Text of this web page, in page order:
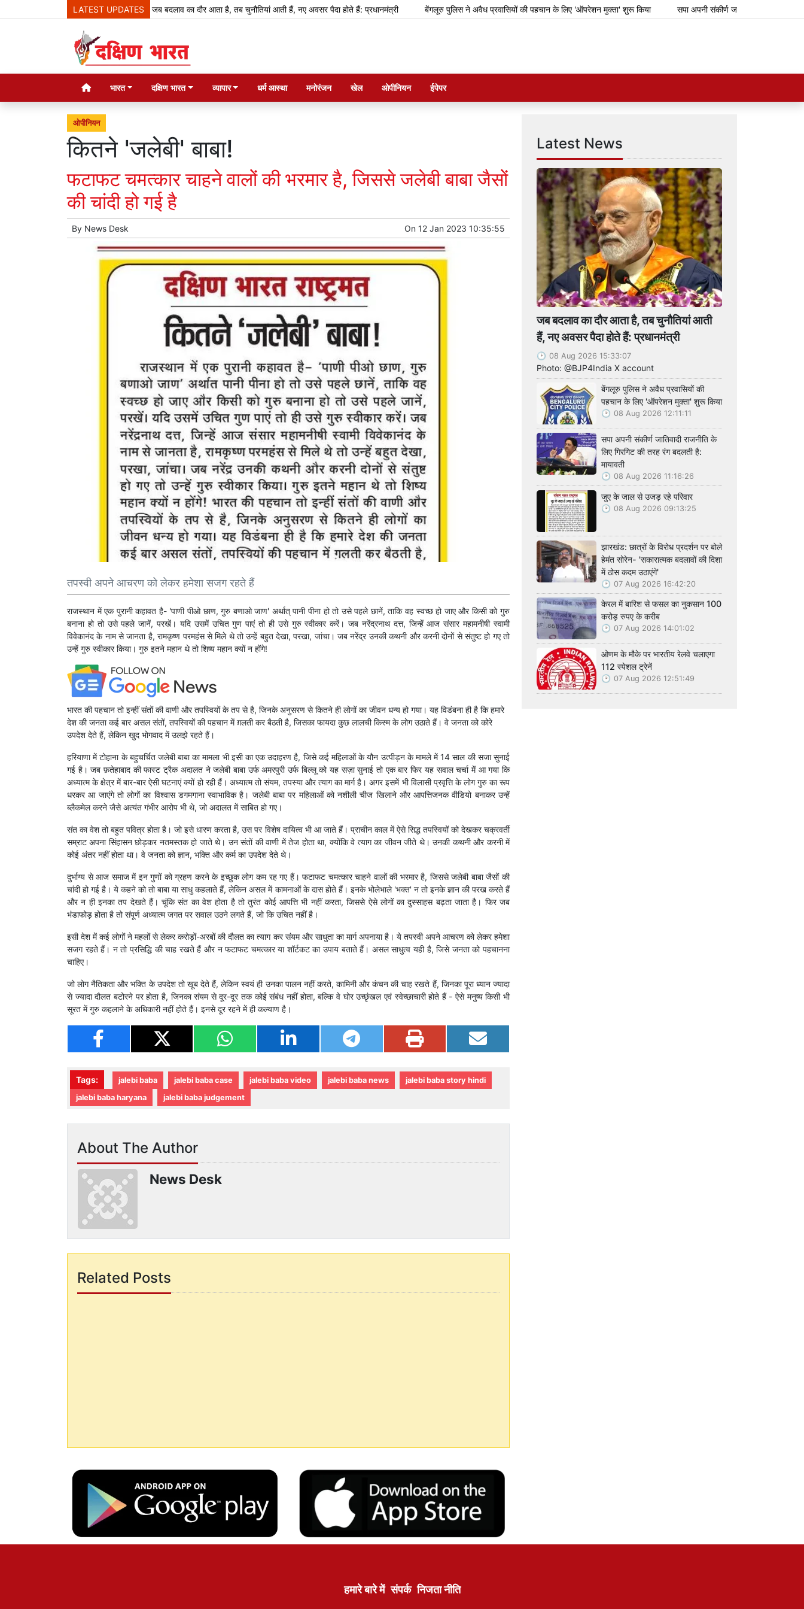
LATEST UPDATESजब बदलाव का दौर आता है, तब चुनौतियां आती हैं, नए अवसर पैदा होते हैं: प्रधानमंत्री बेंगलूरु पुलिस ने अवैध प्रवासियों की पहचान के लिए 'ऑपरेशन मुक्ता' शुरू किया सपा अपनी संकीर्ण जातिवादी राजनीति के लिए
भारत दक्षिण भारत व्यापार धर्म आस्था मनोरंजन खेल ओपीनियन ईपेपर
ओपीनियन
कितने 'जलेबी' बाबा!
फटाफट चमत्कार चाहने वालों की भरमार है, जिससे जलेबी बाबा जैसों
की चांदी हो गई है
By News Desk On 12 Jan 2023 10:35:55
तपस्वी अपने आचरण को लेकर हमेशा सजग रहते हैं
राजस्थान में एक पुरानी कहावत है- 'पाणी पीओ छाण, गुरु बणाओ जाण' अर्थात् पानी पीना हो तो उसे पहले छानें, ताकि वह स्वच्छ हो जाए और किसी को गुरु
बनाना हो तो उसे पहले जानें, परखें। यदि उसमें उचित गुण पाएं तो ही उसे गुरु स्वीकार करें। जब नरेंद्रनाथ दत्त, जिन्हें आज संसार महामनीषी स्वामी
विवेकानंद के नाम से जानता है, रामकृष्ण परमहंस से मिले थे तो उन्हें बहुत देखा, परखा, जांचा। जब नरेंद्र उनकी कथनी और करनी दोनों से संतुष्ट हो गए तो
उन्हें गुरु स्वीकार किया। गुरु इतने महान थे तो शिष्य महान क्यों न होंगे!
भारत की पहचान तो इन्हीं संतों की वाणी और तपस्वियों के तप से है, जिनके अनुसरण से कितने ही लोगों का जीवन धन्य हो गया। यह विडंबना ही है कि हमारे
देश की जनता कई बार असल संतों, तपस्वियों की पहचान में ग़लती कर बैठती है, जिसका फायदा कुछ लालची किस्म के लोग उठाते हैं। वे जनता को कोरे
उपदेश देते हैं, लेकिन खुद भोगवाद में उलझे रहते हैं।
हरियाणा में टोहाना के बहुचर्चित जलेबी बाबा का मामला भी इसी का एक उदाहरण है, जिसे कई महिलाओं के यौन उत्पीड़न के मामले में 14 साल की सजा सुनाई
गई है। जब फ़तेहाबाद की फास्ट ट्रैक अदालत ने जलेबी बाबा उर्फ अमरपुरी उर्फ बिल्लू को यह सज़ा सुनाई तो एक बार फिर यह सवाल चर्चा में आ गया कि
अध्यात्म के क्षेत्र में बार-बार ऐसी घटनाएं क्यों हो रही हैं। अध्यात्म तो संयम, तपस्या और त्याग का मार्ग है। अगर इसमें भी विलासी प्रवृत्ति के लोग गुरु का रूप
धरकर आ जाएंगे तो लोगों का विश्वास डगमगाना स्वाभाविक है। जलेबी बाबा पर महिलाओं को नशीली चीज खिलाने और आपत्तिजनक वीडियो बनाकर उन्हें
ब्लैकमेल करने जैसे अत्यंत गंभीर आरोप भी थे, जो अदालत में साबित हो गए।
संत का वेश तो बहुत पवित्र होता है। जो इसे धारण करता है, उस पर विशेष दायित्व भी आ जाते हैं। प्राचीन काल में ऐसे सिद्ध तपस्वियों को देखकर चक्रवर्ती
सम्राट अपना सिंहासन छोड़कर नतमस्तक हो जाते थे। उन संतों की वाणी में तेज होता था, क्योंकि वे त्याग का जीवन जीते थे। उनकी कथनी और करनी में
कोई अंतर नहीं होता था। वे जनता को ज्ञान, भक्ति और कर्म का उपदेश देते थे।
दुर्भाग्य से आज समाज में इन गुणों को ग्रहण करने के इच्छुक लोग कम रह गए हैं। फटाफट चमत्कार चाहने वालों की भरमार है, जिससे जलेबी बाबा जैसों की
चांदी हो गई है। ये कहने को तो बाबा या साधु कहलाते हैं, लेकिन असल में कामनाओं के दास होते हैं। इनके भोलेभाले 'भक्त' न तो इनके ज्ञान की परख करते हैं
और न ही इनका तप देखते हैं। चूंकि संत का वेश होता है तो तुरंत कोई आपत्ति भी नहीं करता, जिससे ऐसे लोगों का दुस्साहस बढ़ता जाता है। फिर जब
भंडाफोड़ होता है तो संपूर्ण अध्यात्म जगत पर सवाल उठने लगते हैं, जो कि उचित नहीं है।
इसी देश में कई लोगों ने महलों से लेकर करोड़ों-अरबों की दौलत का त्याग कर संयम और साधुता का मार्ग अपनाया है। ये तपस्वी अपने आचरण को लेकर हमेशा
सजग रहते हैं। न तो प्रसिद्धि की चाह रखते हैं और न फटाफट चमत्कार या शॉर्टकट का उपाय बताते हैं। असल साधुत्व यही है, जिसे जनता को पहचानना
चाहिए।
जो लोग नैतिकता और भक्ति के उपदेश तो खूब देते हैं, लेकिन स्वयं ही उनका पालन नहीं करते, कामिनी और कंचन की चाह रखते हैं, जिनका पूरा ध्यान ज्यादा
से ज्यादा दौलत बटोरने पर होता है, जिनका संयम से दूर-दूर तक कोई संबंध नहीं होता, बल्कि वे घोर उच्छृंखल एवं स्वेच्छाचारी होते हैं - ऐसे मनुष्य किसी भी
सूरत में गुरु कहलाने के अधिकारी नहीं होते हैं। इनसे दूर रहने में ही कल्याण है।
Tags: jalebi baba jalebi baba case jalebi baba video jalebi baba news
jalebi baba story hindi
jalebi baba haryana
jalebi baba judgement
About The Author
News Desk
Related Posts
Latest News
जब बदलाव का दौर आता है, तब चुनौतियां आती
हैं, नए अवसर पैदा होते हैं: प्रधानमंत्री
08 Aug 2026 15:33:07
Photo: @BJP4India X account
बेंगलूरु पुलिस ने अवैध प्रवासियों की
पहचान के लिए 'ऑपरेशन मुक्ता' शुरू किया
08 Aug 2026 12:11:11
सपा अपनी संकीर्ण जातिवादी राजनीति के
लिए गिरगिट की तरह रंग बदलती है:
मायावती
08 Aug 2026 11:16:26
जुए के जाल से उजड़ रहे परिवार
08 Aug 2026 09:13:25
झारखंड: छात्रों के विरोध प्रदर्शन पर बोले
हेमंत सोरेन- 'सकारात्मक बदलावों की दिशा
में ठोस कदम उठाएंगे'
07 Aug 2026 16:42:20
केरल में बारिश से फसल का नुकसान 100
करोड़ रुपए के करीब
07 Aug 2026 14:01:02
ओणम के मौके पर भारतीय रेलवे चलाएगा
112 स्पेशल ट्रेनें
07 Aug 2026 12:51:49
हमारे बारे में संपर्क निजता नीति